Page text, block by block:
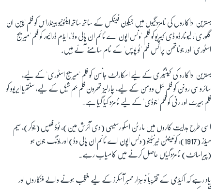
بہترین اداکاروں کی نامزدگیوں میں جیکون فینکس کے ساتھ ساتھ اینٹونیو بینڈراس کو فلم 'پین ان
گلوری'، لیونارڈو ڈی کیپریو کو فلم 'ونس اپون اے ٹائم ان ہالی وڈ'، ایڈم ڈرائیور کو فلم 'میریج
اسٹوری' اور جوناتھن پرائس فلم 'ٹو پوپس' کے نام سامنے آئے ہیں.
بہترین اداکارہ کی کیٹیگری کے لیے اسکارلٹ جانسن کو فلم 'میریج اسٹوری' کے لیے،
سائروسی رونن کو فلم لٹل وومن کے لیے، چارلیز تھرون فلم بم شیل کے لیے، سنتھیا ایریوو کو
فلم ہیرٹ اور رنی کو فلم 'جوڈی' کے لیے نامزد کیا گیا ہے۔
اسی طرح ہدایت کاروں میں مارٹن اسکو رسیسی (دی آئرش مین)، ٹوڈ فلپس (جوکر)، سیم
میڈز (1917)، کوئینٹن ٹیرنٹینو (ونس اپون اے ٹائم ان ہالی وڈ) اور بونگ جون ہو
(پیراسائٹ) نامزدگیاں حاصل کرنے میں کامیاب رہے۔
یاد رہے کہ اکیڈمی کے تقریباً نو ہزار ممبر آسکرز کے لیے منتخب ہونے والے فنکاروں اور